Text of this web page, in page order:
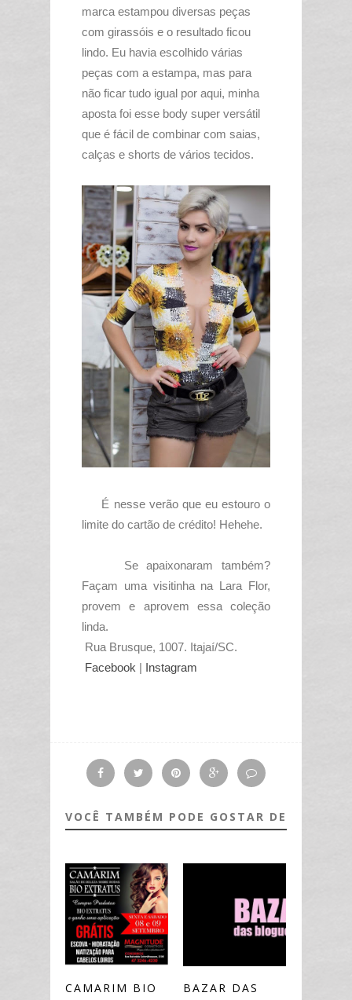
marca estampou diversas peças
com girassóis e o resultado ficou
lindo. Eu havia escolhido várias
peças com a estampa, mas para
não ficar tudo igual por aqui, minha
aposta foi esse body super versátil
que é fácil de combinar com saias,
calças e shorts de vários tecidos.
É nesse verão que eu estouro o
limite do cartão de crédito! Hehehe.
Se apaixonaram também?
Façam uma visitinha na Lara Flor,
provem e aprovem essa coleção
linda.
Rua Brusque, 1007. Itajaí/SC.
Facebook | Instagram
VOCÊ TAMBÉM PODE GOSTAR DE
CAMARIM BIO BAZAR DAS